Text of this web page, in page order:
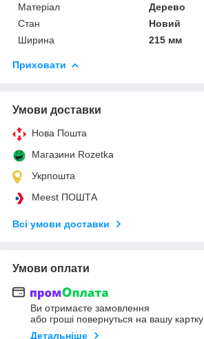
Матеріал
Дерево
Стан
Новий
Ширина
215 мм
Приховати
Умови доставки
Нова Пошта
Магазини Rozetka
Укрпошта
Meest ПОШТА
Всі умови доставки
Умови оплати
Ви отримаєте замовлення
або гроші повернуться на вашу картку
Детальніше